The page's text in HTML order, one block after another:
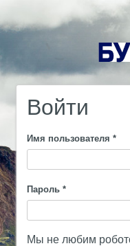
Войти
Имя пользователя *
Пароль *
Мы не любим